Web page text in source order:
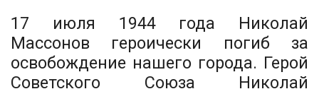
17 июля 1944 года Николай
Массонов героически погиб за
освобождение нашего города. Герой
Советского Союза Николай